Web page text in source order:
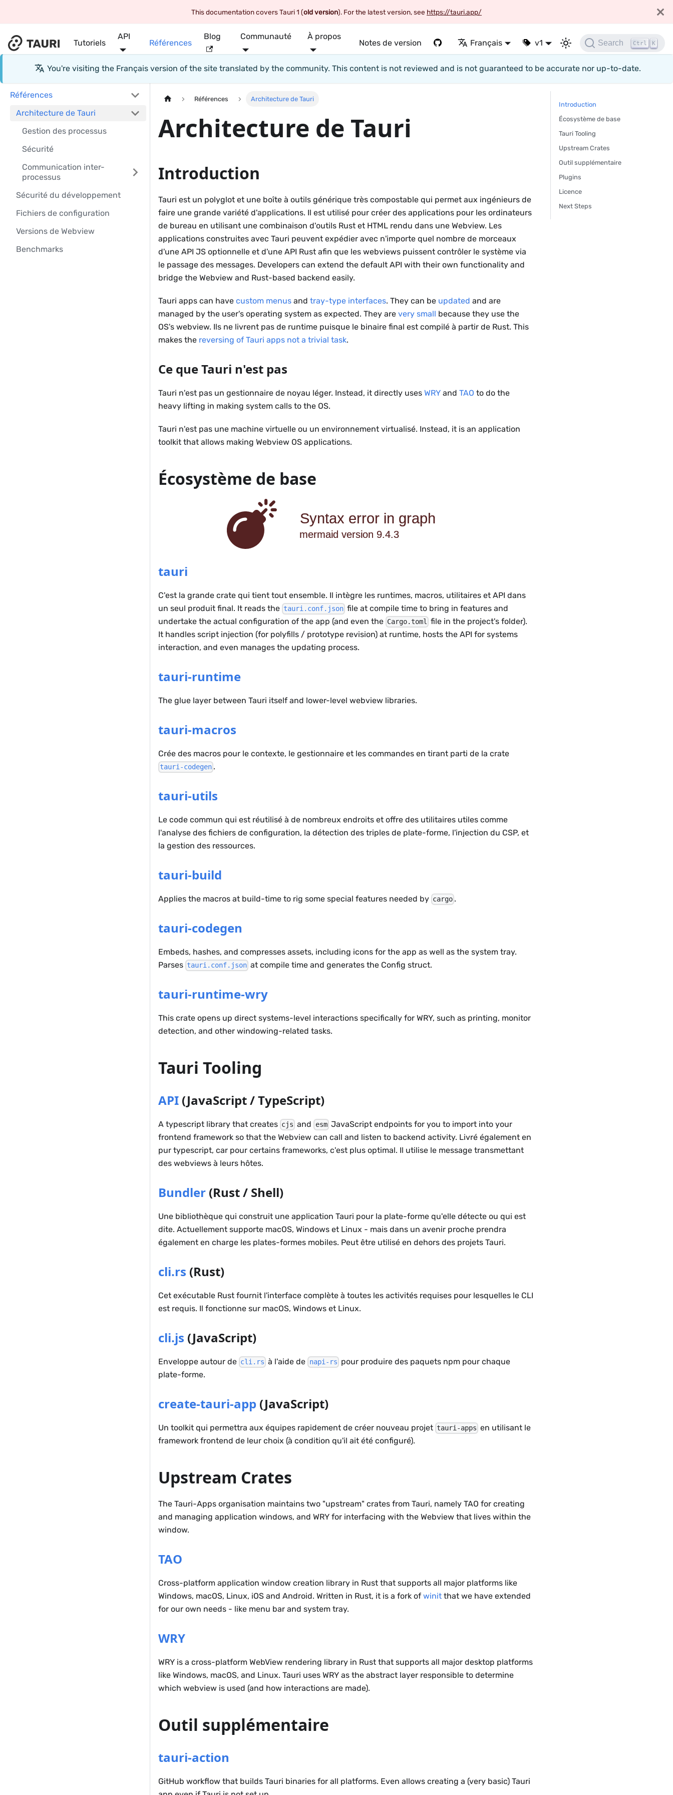
This documentation covers Tauri 1 (old version). For the latest version, see https://tauri.app/
Tutoriels
API
Références
Blog Communauté À propos
Notes de version Français v1 Search Ctrl K
You're visiting the Français version of the site translated by the community. This content is not reviewed and is not guaranteed to be accurate nor up-to-date.
Références
Architecture de Tauri
Gestion des processus
Sécurité
Communication inter-
processus
Sécurité du développement
Fichiers de configuration
Versions de Webview
Benchmarks
Références Architecture de Tauri
Architecture de Tauri
Introduction
Tauri est un polyglot et une boîte à outils générique très compostable qui permet aux ingénieurs de
faire une grande variété d'applications. Il est utilisé pour créer des applications pour les ordinateurs
de bureau en utilisant une combinaison d'outils Rust et HTML rendu dans une Webview. Les
applications construites avec Tauri peuvent expédier avec n'importe quel nombre de morceaux
d'une API JS optionnelle et d'une API Rust afin que les webviews puissent contrôler le système via
le passage des messages. Developers can extend the default API with their own functionality and
bridge the Webview and Rust-based backend easily.
Tauri apps can have custom menus and tray-type interfaces. They can be updated and are
managed by the user's operating system as expected. They are very small because they use the
OS's webview. Ils ne livrent pas de runtime puisque le binaire final est compilé à partir de Rust. This
makes the reversing of Tauri apps not a trivial task.
Ce que Tauri n'est pas
Tauri n'est pas un gestionnaire de noyau léger. Instead, it directly uses WRY and TAO to do the
heavy lifting in making system calls to the OS.
Tauri n'est pas une machine virtuelle ou un environnement virtualisé. Instead, it is an application
toolkit that allows making Webview OS applications.
Écosystème de base
Syntax error in graph
mermaid version 9.4.3
tauri
C'est la grande crate qui tient tout ensemble. Il intègre les runtimes, macros, utilitaires et API dans
un seul produit final. It reads the tauri.conf.json file at compile time to bring in features and
undertake the actual configuration of the app (and even the Cargo.toml file in the project's folder).
It handles script injection (for polyfills / prototype revision) at runtime, hosts the API for systems
interaction, and even manages the updating process.
tauri-runtime
The glue layer between Tauri itself and lower-level webview libraries.
tauri-macros
Crée des macros pour le contexte, le gestionnaire et les commandes en tirant parti de la crate
tauri-codegen .
tauri-utils
Le code commun qui est réutilisé à de nombreux endroits et offre des utilitaires utiles comme
l'analyse des fichiers de configuration, la détection des triples de plate-forme, l'injection du CSP, et
la gestion des ressources.
tauri-build
Applies the macros at build-time to rig some special features needed by cargo .
tauri-codegen
Embeds, hashes, and compresses assets, including icons for the app as well as the system tray.
Parses tauri.conf.json at compile time and generates the Config struct.
tauri-runtime-wry
This crate opens up direct systems-level interactions specifically for WRY, such as printing, monitor
detection, and other windowing-related tasks.
Tauri Tooling
API (JavaScript / TypeScript)
A typescript library that creates cjs and esmJavaScript endpoints for you to import into your
frontend framework so that the Webview can call and listen to backend activity. Livré également en
pur typescript, car pour certains frameworks, c'est plus optimal. Il utilise le message transmettant
des webviews à leurs hôtes.
Bundler (Rust / Shell)
Une bibliothèque qui construit une application Tauri pour la plate-forme qu'elle détecte ou qui est
dite. Actuellement supporte macOS, Windows et Linux - mais dans un avenir proche prendra
également en charge les plates-formes mobiles. Peut être utilisé en dehors des projets Tauri.
cli.rs (Rust)
Cet exécutable Rust fournit l'interface complète à toutes les activités requises pour lesquelles le CLI
est requis. Il fonctionne sur macOS, Windows et Linux.
cli.js (JavaScript)
Enveloppe autour de cli.rs à l'aide de napi-rs pour produire des paquets npm pour chaque
plate-forme.
create-tauri-app (JavaScript)
Un toolkit qui permettra aux équipes rapidement de créer nouveau projet tauri-apps en utilisant le
framework frontend de leur choix (à condition qu'il ait été configuré).
Upstream Crates
The Tauri-Apps organisation maintains two "upstream" crates from Tauri, namely TAO for creating
and managing application windows, and WRY for interfacing with the Webview that lives within the
window.
TAO
Cross-platform application window creation library in Rust that supports all major platforms like
Windows, macOS, Linux, iOS and Android. Written in Rust, it is a fork of winit that we have extended
for our own needs - like menu bar and system tray.
WRY
WRY is a cross-platform WebView rendering library in Rust that supports all major desktop platforms
like Windows, macOS, and Linux. Tauri uses WRY as the abstract layer responsible to determine
which webview is used (and how interactions are made).
Outil supplémentaire
tauri-action
GitHub workflow that builds Tauri binaries for all platforms. Even allows creating a (very basic) Tauri
Introduction
Écosystème de base
Tauri Tooling
Upstream Crates
Outil supplémentaire
Plugins
Licence
Next Steps